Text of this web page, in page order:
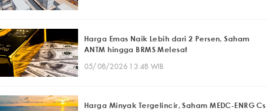
Harga Emas Naik Lebih dari 2 Persen, Saham
ANTM hingga BRMS Melesat
05/08/2026 13:48 WIB
Harga Minyak Tergelincir, Saham MEDC-ENRG Cs